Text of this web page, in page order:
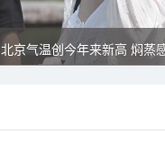
北京气温创今年来新高 焖蒸